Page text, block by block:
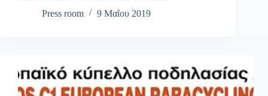
Press room
9 Μαΐου 2019